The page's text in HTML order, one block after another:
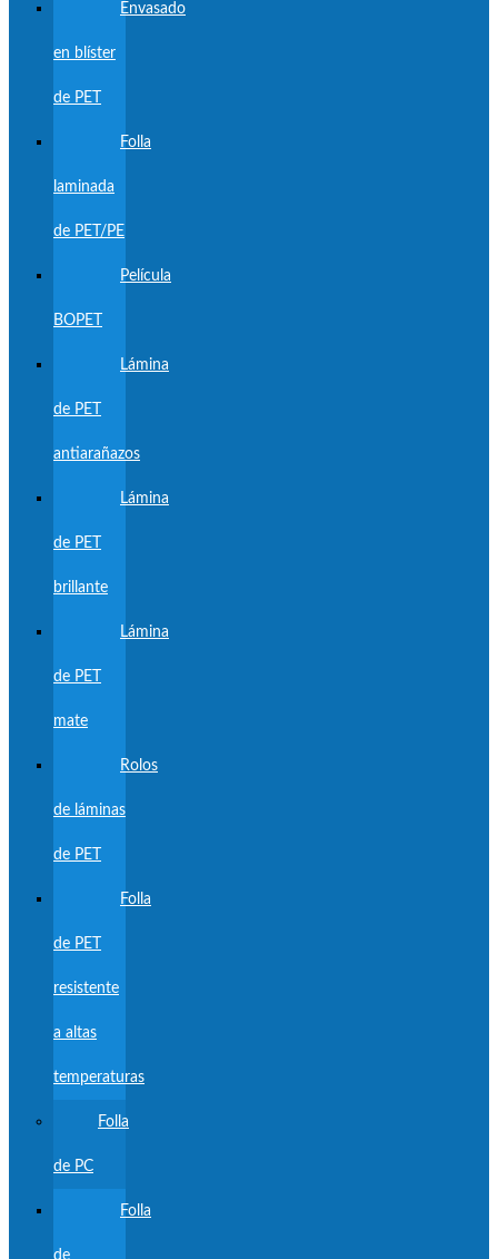
Envasado
en blíster
de PET
Folla
laminada
de PET/PE
Película
BOPET
Lámina
de PET
antiarañazos
Lámina
de PET
brillante
Lámina
de PET
mate
Rolos
de láminas
de PET
Folla
de PET
resistente
a altas
temperaturas
Folla
de PC
Folla
de